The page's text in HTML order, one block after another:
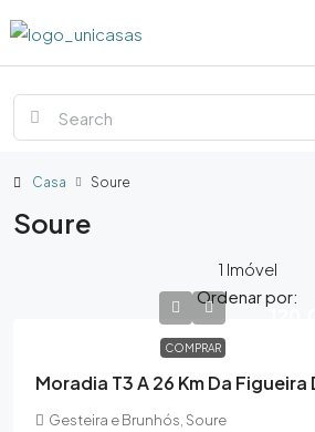
Casa Soure
Soure
1 Imóvel
Ordenar por:
COMPRAR
Moradia T3 A 26 Km Da Figueira
Gesteira e Brunhós, Soure